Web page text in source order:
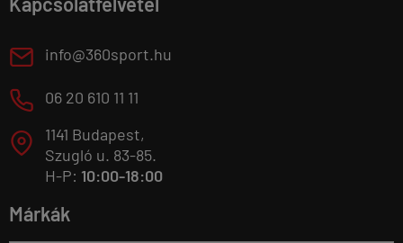
E info@360sport.hu
M 06 20 610 11 11
T
1141 Budapest,
Szugló u. 83-85.
H-P: 10:00-18:00
Márkák